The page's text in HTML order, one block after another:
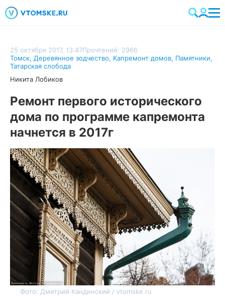
25 октября 2017, 13:47Прочтений: 2966
Томск, Деревянное зодчество, Капремонт домов, Памятники,
Татарская слобода
Никита Лобиков
Ремонт первого исторического
дома по программе капремонта
начнется в 2017г
Фото: Дмитрий Кандинский / vtomske.ru